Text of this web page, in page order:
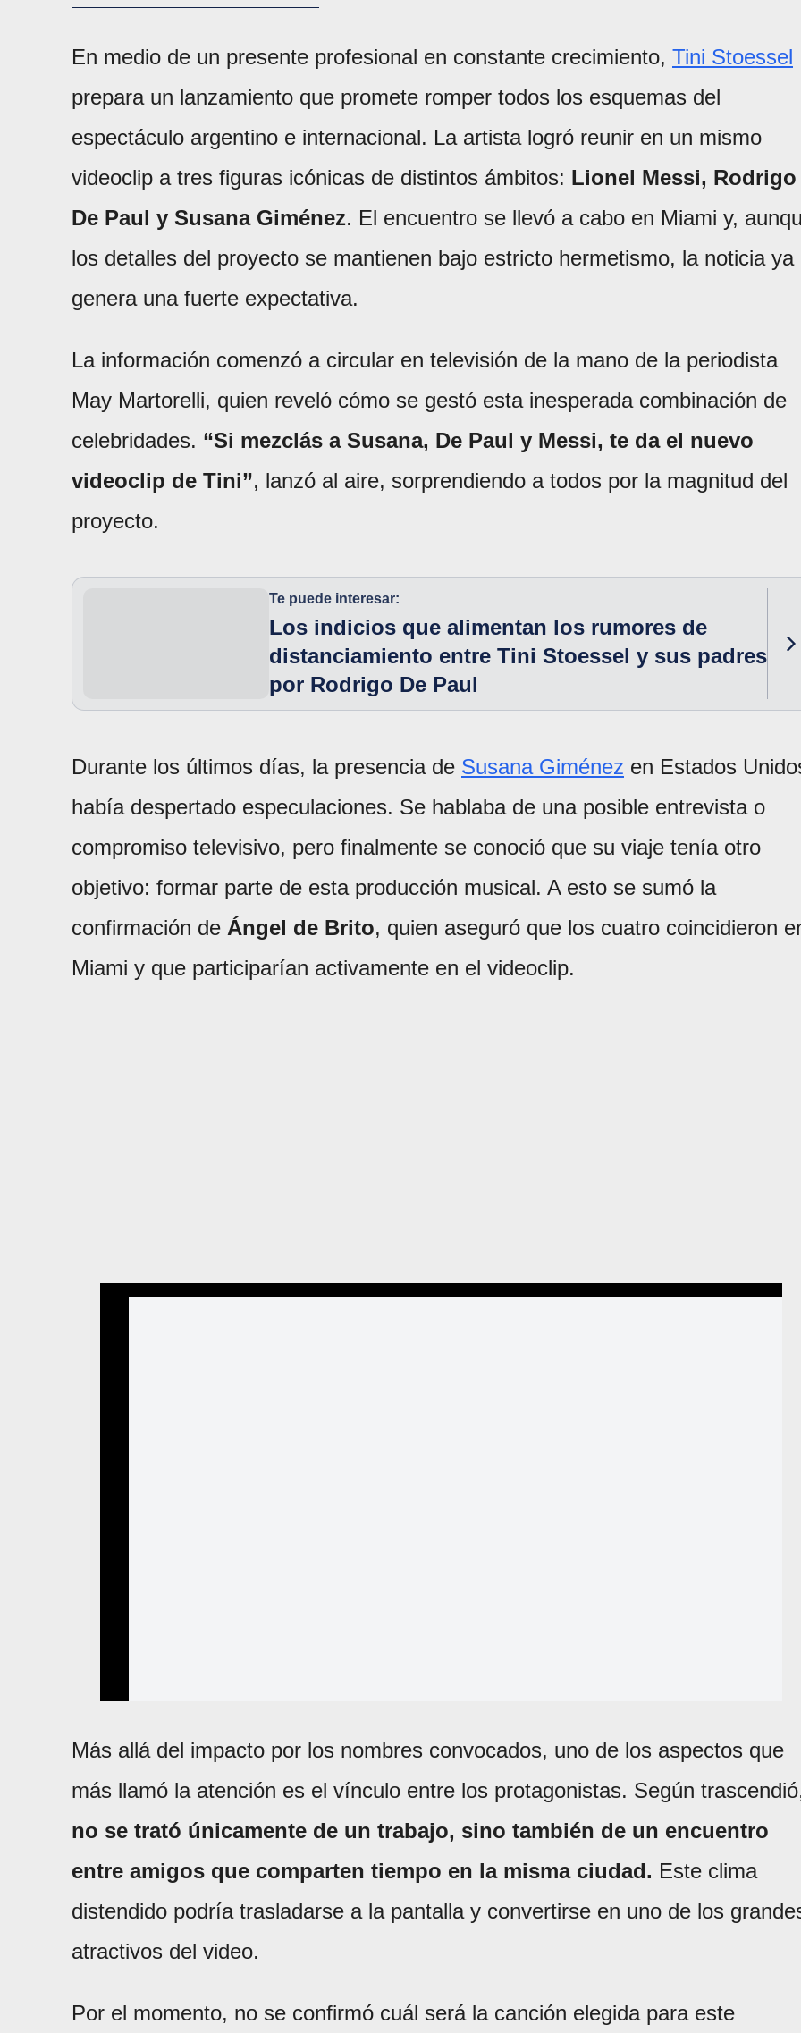
En medio de un presente profesional en constante crecimiento, Tini Stoessel
prepara un lanzamiento que promete romper todos los esquemas del
espectáculo argentino e internacional. La artista logró reunir en un mismo
videoclip a tres figuras icónicas de distintos ámbitos: Lionel Messi, Rodrigo
De Paul y Susana Giménez. El encuentro se llevó a cabo en Miami y,
los detalles del proyecto se mantienen bajo estricto hermetismo, la noticia ya
genera una fuerte expectativa.
La información comenzó a circular en televisión de la mano de la periodista
May Martorelli, quien reveló cómo se gestó esta inesperada combinación de
celebridades. “Si mezclás a Susana, De Paul y Messi, te da el nuevo
videoclip de Tini”, lanzó al aire, sorprendiendo a todos por la magnitud del
proyecto.
Te puede interesar:
Los indicios que alimentan los rumores de
distanciamiento entre Tini Stoessel y sus padres
por Rodrigo De Paul
Durante los últimos días, la presencia de Susana Giménez en Estados
había despertado especulaciones. Se hablaba de una posible entrevista o
compromiso televisivo, pero finalmente se conoció que su viaje tenía otro
objetivo: formar parte de esta producción musical. A esto se sumó la
confirmación de Ángel de Brito, quien aseguró que los cuatro coincidieron
Miami y que participarían activamente en el videoclip.
Más allá del impacto por los nombres convocados, uno de los aspectos que
más llamó la atención es el vínculo entre los protagonistas. Según
no se trató únicamente de un trabajo, sino también de un encuentro
entre amigos que comparten tiempo en la misma ciudad. Este clima
distendido podría trasladarse a la pantalla y convertirse en uno de los
atractivos del video.
Por el momento, no se confirmó cuál será la canción elegida para este